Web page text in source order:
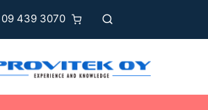
09 439 3070